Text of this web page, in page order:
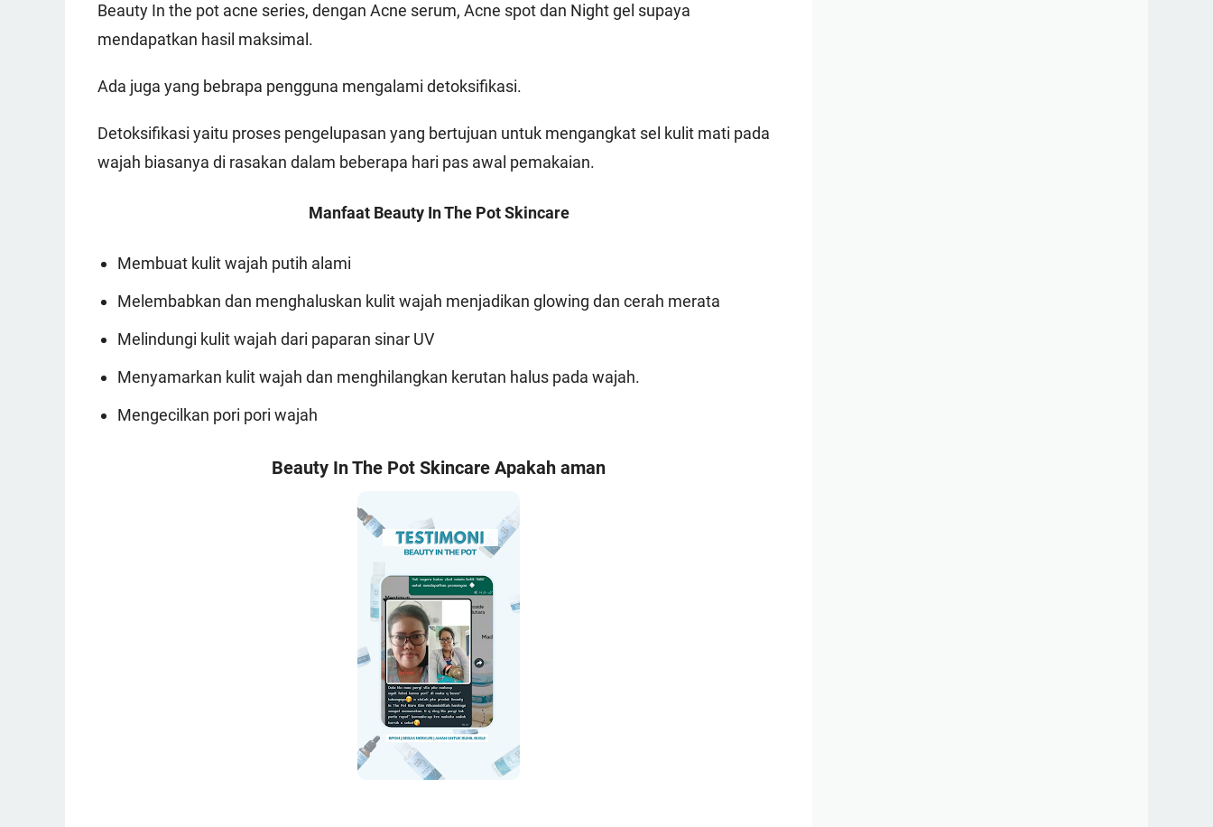
Beauty In the pot acne series, dengan Acne serum, Acne spot dan Night gel supaya
mendapatkan hasil maksimal.
Ada juga yang bebrapa pengguna mengalami detoksifikasi.
Detoksifikasi yaitu proses pengelupasan yang bertujuan untuk mengangkat sel kulit mati pada
wajah biasanya di rasakan dalam beberapa hari pas awal pemakaian.
Manfaat Beauty In The Pot Skincare
Membuat kulit wajah putih alami
Melembabkan dan menghaluskan kulit wajah menjadikan glowing dan cerah merata
Melindungi kulit wajah dari paparan sinar UV
Menyamarkan kulit wajah dan menghilangkan kerutan halus pada wajah.
Mengecilkan pori pori wajah
Beauty In The Pot Skincare Apakah aman